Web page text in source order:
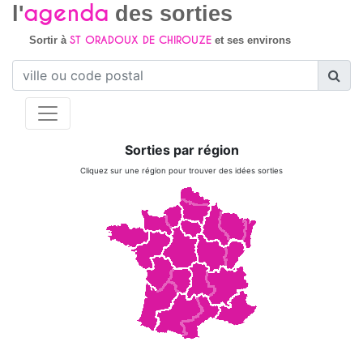
l'agenda des sorties
Sortir à ST ORADOUX DE CHIROUZEet ses environs
Sorties par région
Cliquez sur une région pour trouver des idées sorties